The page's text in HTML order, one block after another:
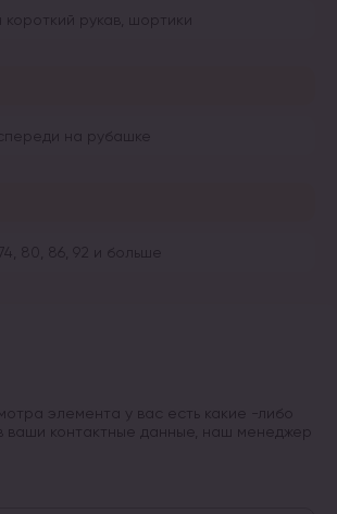
короткий рукав, шортики
80, 86, 92 и больше
элемента у вас есть какие -либо
ваши контактные данные, наш менеджер